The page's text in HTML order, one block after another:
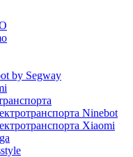
by Segway
Ninebot
Xiaomi